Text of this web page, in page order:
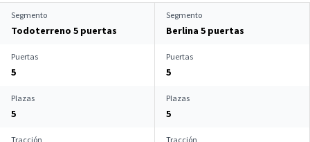
Segmento
Todoterreno 5 puertas
Segmento
Berlina 5 puertas
Puertas
5
Puertas
5
Plazas
5
Plazas
5
Tracción Tracción